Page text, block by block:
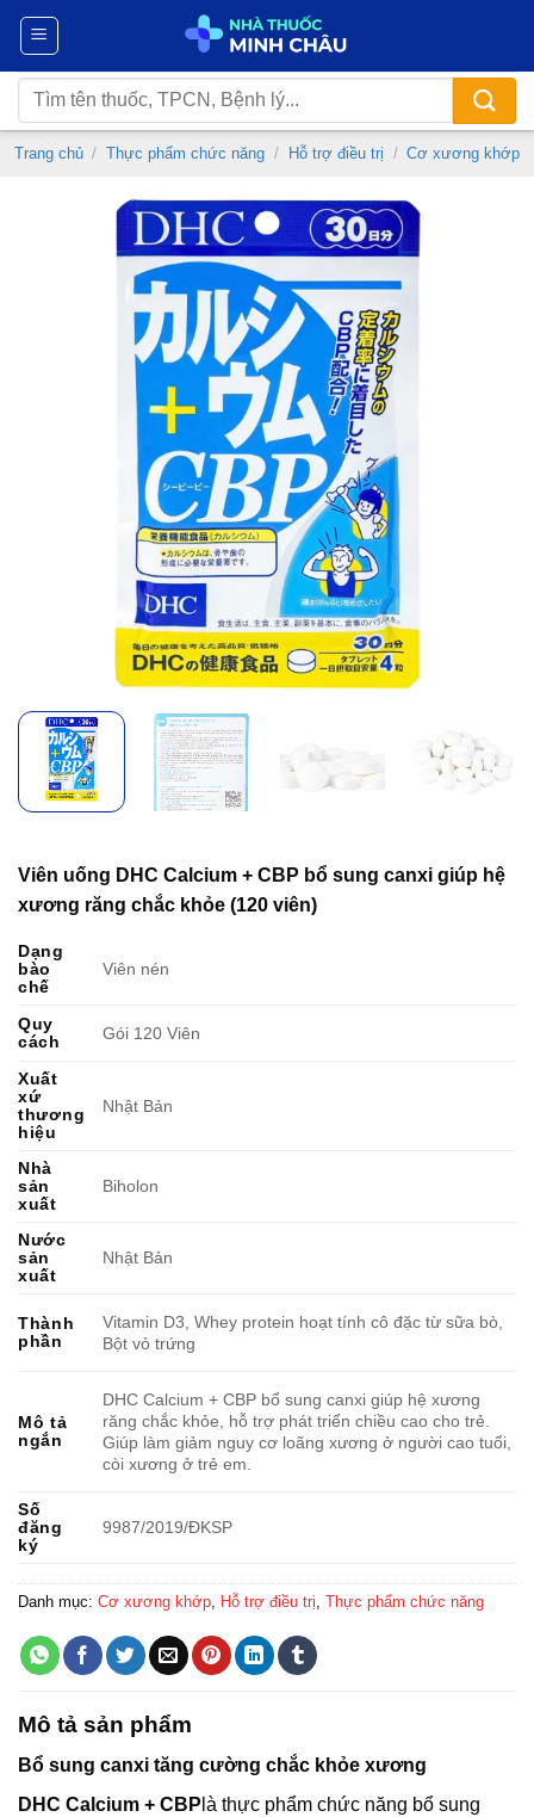
Chuyển
nội
dung
Tìm
kiếm:
Trang chủ / Thực phẩm chức năng / Hỗ trợ điều trị / Cơ xương khớp
Viên uống DHC Calcium + CBP bổ sung canxi giúp hệ
xương răng chắc khỏe (120 viên)
Dạng
bào
chế
Viên nén
Quy
cách
Gói 120 Viên
Xuất
xứ
thương
hiệu
Nhật Bản
Nhà
sản
xuất
Biholon
Nước
sản
xuất
Nhật Bản
Thành
phần
Vitamin D3, Whey protein hoạt tính cô đặc từ sữa bò,
Bột vỏ trứng
Mô tả
ngắn
DHC Calcium + CBP bổ sung canxi giúp hệ xương
răng chắc khỏe, hỗ trợ phát triển chiều cao cho trẻ.
Giúp làm giảm nguy cơ loãng xương ở người cao tuổi,
còi xương ở trẻ em.
Số
đăng
ký
9987/2019/ĐKSP
Danh mục: Cơ xương khớp Hỗ trợ điều trị Thực phẩm chức năng
Mô tả sản phẩm
Bổ sung canxi tăng cường chắc khỏe xương
DHC Calcium + CBP là thực phẩm chức năng bổ sung